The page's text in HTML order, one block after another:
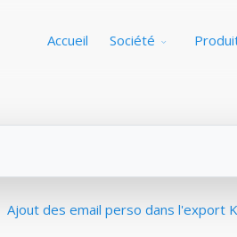
Accueil Société
Ajout des email perso dans l'export